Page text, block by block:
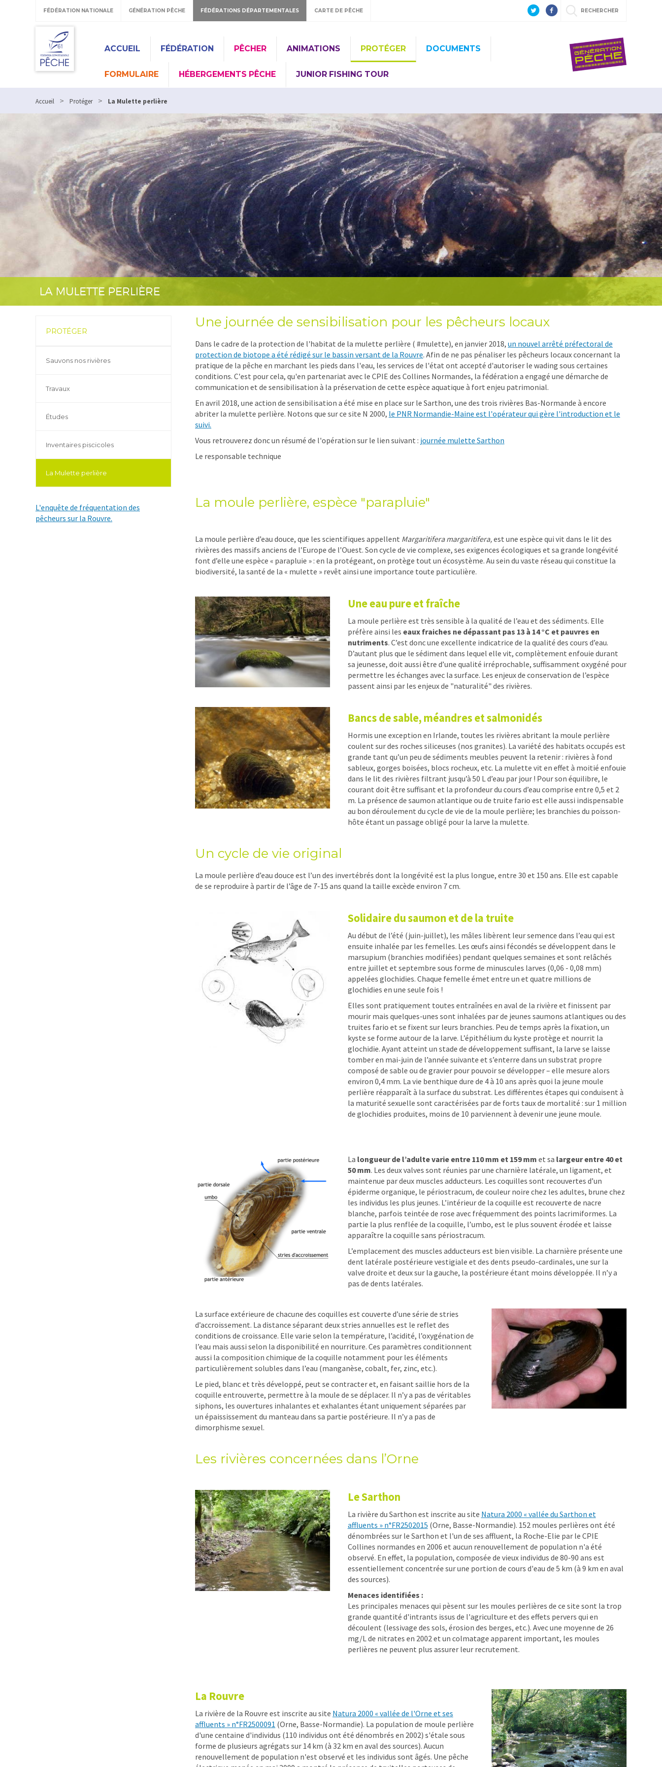
FÉDÉRATION NATIONALE GÉNÉRATION PÊCHE FÉDÉRATIONS DÉPARTEMENTALES CARTE DE PÊCHE RECHERCHER
ACCUEIL FÉDÉRATION PÊCHER ANIMATIONS PROTÉGER DOCUMENTS
FORMULAIRE HÉBERGEMENTS PÊCHE JUNIOR FISHING TOUR
Accueil > Protéger > La Mulette perlière
LA MULETTE PERLIÈRE
PROTÉGER
Sauvons nos rivières
Travaux
Études
Inventaires piscicoles
La Mulette perlière
L'enquête de fréquentation des
pêcheurs sur la Rouvre.
Une journée de sensibilisation pour les pêcheurs locaux
Dans le cadre de la protection de l'habitat de la mulette perlière ( #mulette), en janvier 2018, un nouvel arrêté préfectoral de
protection de biotope a été rédigé sur le bassin versant de la Rouvre. Afin de ne pas pénaliser les pêcheurs locaux concernant la
pratique de la pêche en marchant les pieds dans l'eau, les services de l'état ont accepté d'autoriser le wading sous certaines
conditions. C'est pour cela, qu'en partenariat avec le CPIE des Collines Normandes, la fédération a engagé une démarche de
communication et de sensibilisation à la préservation de cette espèce aquatique à fort enjeu patrimonial.
En avril 2018, une action de sensibilisation a été mise en place sur le Sarthon, une des trois rivières Bas-Normande à encore
abriter la mulette perlière. Notons que sur ce site N 2000, le PNR Normandie-Maine est l'opérateur qui gère l'introduction et le
suivi.
Vous retrouverez donc un résumé de l'opération sur le lien suivant : journée mulette Sarthon
Le responsable technique
La moule perlière, espèce "parapluie"
La moule perlière d’eau douce, que les scientifiques appellent Margaritifera margaritifera,est une espèce qui vit dans le lit des
rivières des massifs anciens de l’Europe de l’Ouest. Son cycle de vie complexe, ses exigences écologiques et sa grande longévité
font d’elle une espèce « parapluie » : en la protégeant, on protège tout un écosystème. Au sein du vaste réseau qui constitue la
biodiversité, la santé de la « mulette » revêt ainsi une importance toute particulière.
Une eau pure et fraîche
La moule perlière est très sensible à la qualité de l’eau et des sédiments. Elle
préfère ainsi les eaux fraiches ne dépassant pas 13 à 14 °C et pauvres en
nutriments. C’est donc une excellente indicatrice de la qualité des cours d’eau.
D’autant plus que le sédiment dans lequel elle vit, complètement enfouie durant
sa jeunesse, doit aussi être d’une qualité irréprochable, suffisamment oxygéné pour
permettre les échanges avec la surface. Les enjeux de conservation de l’espèce
passent ainsi par les enjeux de "naturalité" des rivières.
Bancs de sable, méandres et salmonidés
Hormis une exception en Irlande, toutes les rivières abritant la moule perlière
coulent sur des roches siliceuses (nos granites). La variété des habitats occupés est
grande tant qu’un peu de sédiments meubles peuvent la retenir : rivières à fond
sableux, gorges boisées, blocs rocheux, etc. La mulette vit en effet à moitié enfouie
dans le lit des rivières filtrant jusqu’à 50 L d’eau par jour ! Pour son équilibre, le
courant doit être suffisant et la profondeur du cours d’eau comprise entre 0,5 et 2
m. La présence de saumon atlantique ou de truite fario est elle aussi indispensable
au bon déroulement du cycle de vie de la moule perlière; les branchies du poisson-
hôte étant un passage obligé pour la larve la mulette.
Un cycle de vie original
La moule perlière d’eau douce est l’un des invertébrés dont la longévité est la plus longue, entre 30 et 150 ans. Elle est capable
de se reproduire à partir de l’âge de 7-15 ans quand la taille excède environ 7 cm.
Solidaire du saumon et de la truite
Au début de l’été (juin-juillet), les mâles libèrent leur semence dans l’eau qui est
ensuite inhalée par les femelles. Les œufs ainsi fécondés se développent dans le
marsupium (branchies modifiées) pendant quelques semaines et sont relâchés
entre juillet et septembre sous forme de minuscules larves (0,06 - 0,08 mm)
appelées glochidies. Chaque femelle émet entre un et quatre millions de
glochidies en une seule fois !
Elles sont pratiquement toutes entraînées en aval de la rivière et finissent par
mourir mais quelques-unes sont inhalées par de jeunes saumons atlantiques ou des
truites fario et se fixent sur leurs branchies. Peu de temps après la fixation, un
kyste se forme autour de la larve. L’épithélium du kyste protège et nourrit la
glochidie. Ayant atteint un stade de développement suffisant, la larve se laisse
tomber en mai-juin de l’année suivante et s’enterre dans un substrat propre
composé de sable ou de gravier pour pouvoir se développer – elle mesure alors
environ 0,4 mm. La vie benthique dure de 4 à 10 ans après quoi la jeune moule
perlière réapparaît à la surface du substrat. Les différentes étapes qui conduisent à
la maturité sexuelle sont caractérisées par de forts taux de mortalité : sur 1 million
de glochidies produites, moins de 10 parviennent à devenir une jeune moule.
La longueur de l’adulte varie entre 110 mm et 159 mm et sa largeur entre 40 et
50 mm. Les deux valves sont réunies par une charnière latérale, un ligament, et
maintenue par deux muscles adducteurs. Les coquilles sont recouvertes d’un
épiderme organique, le périostracum, de couleur noire chez les adultes, brune chez
les individus les plus jeunes. L’intérieur de la coquille est recouverte de nacre
blanche, parfois teintée de rose avec fréquemment des points lacrimiformes. La
partie la plus renflée de la coquille, l’umbo, est le plus souvent érodée et laisse
apparaître la coquille sans périostracum.
L’emplacement des muscles adducteurs est bien visible. La charnière présente une
dent latérale postérieure vestigiale et des dents pseudo-cardinales, une sur la
valve droite et deux sur la gauche, la postérieure étant moins développée. Il n’y a
pas de dents latérales.
La surface extérieure de chacune des coquilles est couverte d’une série de stries
d’accroissement. La distance séparant deux stries annuelles est le reflet des
conditions de croissance. Elle varie selon la température, l’acidité, l’oxygénation de
l’eau mais aussi selon la disponibilité en nourriture. Ces paramètres conditionnent
aussi la composition chimique de la coquille notamment pour les éléments
particulièrement solubles dans l’eau (manganèse, cobalt, fer, zinc, etc.).
Le pied, blanc et très développé, peut se contracter et, en faisant saillie hors de la
coquille entrouverte, permettre à la moule de se déplacer. Il n’y a pas de véritables
siphons, les ouvertures inhalantes et exhalantes étant uniquement séparées par
un épaississement du manteau dans sa partie postérieure. Il n’y a pas de
dimorphisme sexuel.
Les rivières concernées dans l’Orne
Le Sarthon
La rivière du Sarthon est inscrite au site Natura 2000 « vallée du Sarthon et
affluents » n°FR2502015 (Orne, Basse-Normandie). 152 moules perlières ont été
dénombrées sur le Sarthon et l'un de ses affluent, la Roche-Elie par le CPIE
Collines normandes en 2006 et aucun renouvellement de population n'a été
observé. En effet, la population, composée de vieux individus de 80-90 ans est
essentiellement concentrée sur une portion de cours d'eau de 5 km (à 9 km en aval
des sources).
Menaces identifiées :
Les principales menaces qui pèsent sur les moules perlières de ce site sont la trop
grande quantité d'intrants issus de l'agriculture et des effets pervers qui en
découlent (lessivage des sols, érosion des berges, etc.). Avec une moyenne de 26
mg/L de nitrates en 2002 et un colmatage apparent important, les moules
perlières ne peuvent plus assurer leur recrutement.
La Rouvre
La rivière de la Rouvre est inscrite au site Natura 2000 « vallée de l'Orne et ses
affluents » n°FR2500091 (Orne, Basse-Normandie). La population de moule perlière
d'une centaine d'individus (110 individus ont été dénombrés en 2002) s'étale sous
forme de plusieurs agrégats sur 14 km (à 32 km en aval des sources). Aucun
renouvellement de population n'est observé et les individus sont âgés. Une pêche